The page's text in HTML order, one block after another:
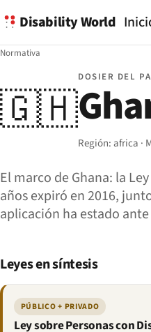
Disability World
Normativa
🇬🇭
DOSIER DEL
Región: africa ·
El marco de Ghana: la
años expiró en 2016,
aplicación ha estado
Leyes en síntesis
PÚBLICO + PRIVADO
Ley sobre Personas con